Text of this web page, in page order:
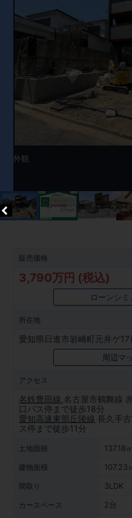
販売価格
3,790万円 (税込)
ローンシ
所在地
愛知県日進市岩崎町元井ゲ
周辺マ
アクセス
名鉄豊田線 ,名古屋市鶴舞線
口バス停まで徒歩18分
愛知高速東部丘陵線 長久手
ス停まで徒歩11分
土地面積 137.18㎡
建物面積 107.23
間取り 3LDK
カースペース 2台
外観